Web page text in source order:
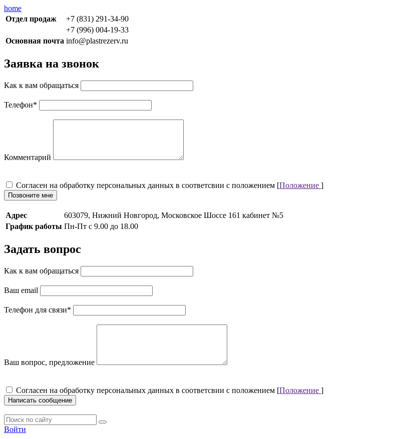
home
Отдел продаж
+7 (831) 291-34-90
+7 (996) 004-19-33
Основная почта info@plastrezerv.ru
Заявка на звонок
Как к вам обращаться
Телефон*
Комментарий
Cогласен на обработку персональных данных в соответсвии с положением [Положение ]
Позвоните мне
Адрес
603079, Нижний Новгород, Московское Шоссе 161 кабинет №5
График работы Пн-Пт с 9.00 до 18.00
Задать вопрос
Как к вам обращаться
Ваш email
Телефон для связи*
Ваш вопрос, предложение
Cогласен на обработку персональных данных в соответсвии с положением [Положение ]
Написать сообщение
Войти